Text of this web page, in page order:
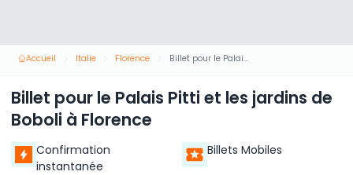
Accueil Italie Florence Billet pour le Palais Pitti et les jardins de Boboli à Florence
Billet pour le Palais Pitti et les jardins de
Boboli à Florence
Confirmation
instantanée
Billets Mobiles